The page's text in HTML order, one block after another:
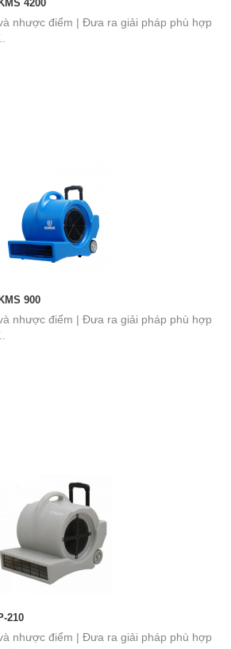
4200
nhược điểm | Đưa ra giải pháp phù hợp
900
nhược điểm | Đưa ra giải pháp phù hợp
210
nhược điểm | Đưa ra giải pháp phù hợp